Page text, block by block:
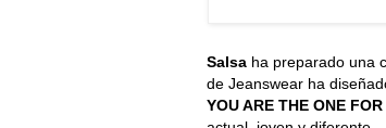
Salsa ha preparado una
de Jeanswear ha
YOU ARE THE ONE